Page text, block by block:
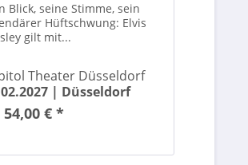
Blick, seine Stimme, sein
Hüftschwung: Elvis
gilt mit...
Theater Düsseldorf
| Düsseldorf
€ *